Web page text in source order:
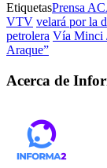
EtiquetasPrensa
VTV velará por la
petrolera Vía Minci
Araque”
Acerca de